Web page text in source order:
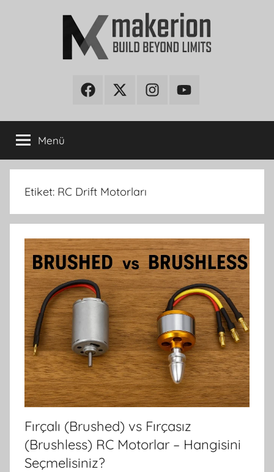
makerionFacebookTwitter InstagramYoutube
Menü
Etiket: RC Drift Motorları
Fırçalı (Brushed) vs Fırçasız
(Brushless) RC Motorlar – Hangisini
Seçmelisiniz?